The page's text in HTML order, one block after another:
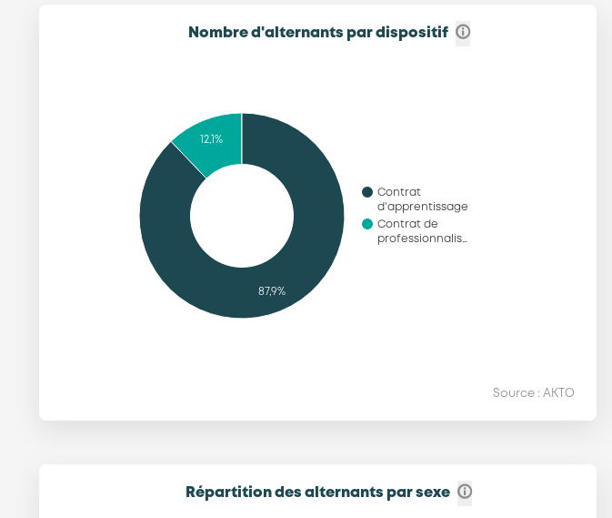
Nombre d'alternants par dispositif
Contrat
d'apprentissage
Contrat de
professionnalis…
12,1%
87,9%
Source : AKTO
Répartition des alternants par sexe